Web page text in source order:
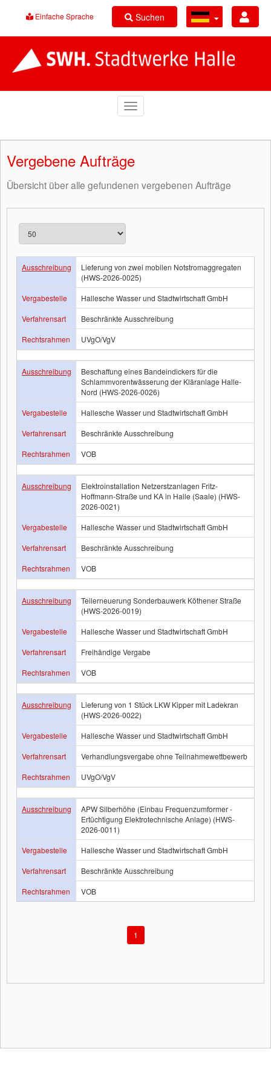
Einfache Sprache Suchen
Vergebene Aufträge
Übersicht über alle gefundenen vergebenen Aufträge
Ausschreibung
Lieferung von zwei mobilen Notstromaggregaten
(HWS-2026-0025)
Vergabestelle
Hallesche Wasser und Stadtwirtschaft GmbH
Verfahrensart
Beschränkte Ausschreibung
Rechtsrahmen
UVgO/VgV
Ausschreibung
Beschaffung eines Bandeindickers für die
Schlammvorentwässerung der Kläranlage Halle-
Nord (HWS-2026-0026)
Vergabestelle
Hallesche Wasser und Stadtwirtschaft GmbH
Verfahrensart
Beschränkte Ausschreibung
Rechtsrahmen
VOB
Ausschreibung
Elektroinstallation Netzerstzanlagen Fritz-
Hoffmann-Straße und KA in Halle (Saale) (HWS-
2026-0021)
Vergabestelle
Hallesche Wasser und Stadtwirtschaft GmbH
Verfahrensart
Beschränkte Ausschreibung
Rechtsrahmen
VOB
Ausschreibung
Teilerneuerung Sonderbauwerk Köthener Straße
(HWS-2026-0019)
Vergabestelle
Hallesche Wasser und Stadtwirtschaft GmbH
Verfahrensart
Freihändige Vergabe
Rechtsrahmen
VOB
Ausschreibung
Lieferung von 1 Stück LKW Kipper mit Ladekran
(HWS-2026-0022)
Vergabestelle
Hallesche Wasser und Stadtwirtschaft GmbH
Verfahrensart
Verhandlungsvergabe ohne Teilnahmewettbewerb
Rechtsrahmen
UVgO/VgV
Ausschreibung
APW Silberhöhe (Einbau Frequenzumformer -
Ertüchtigung Elektrotechnische Anlage) (HWS-
2026-0011)
Vergabestelle
Hallesche Wasser und Stadtwirtschaft GmbH
Verfahrensart
Beschränkte Ausschreibung
Rechtsrahmen
VOB
1